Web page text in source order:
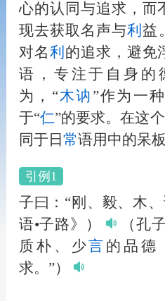
心的认同与追求，而
现去获取名声与利益
对名利 的追求，避免
语，专注于自身的
为，“木讷 ”作为一
于“仁”的要求。在这
同于日 常语用中的呆
引例1
子曰：“刚、毅、木
语•子路》）
（孔
质朴、少言 的品德
求。”）